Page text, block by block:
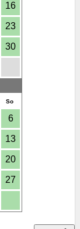
16
23
30
So
6
13
20
27